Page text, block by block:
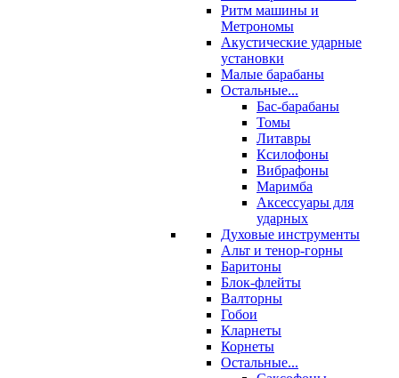
Ритм машины и
Метрономы
Акустические ударные
установки
Малые барабаны
Остальные...
Бас-барабаны
Томы
Литавры
Ксилофоны
Вибрафоны
Маримба
Аксессуары для
ударных
Духовые инструменты
Альт и тенор-горны
Баритоны
Блок-флейты
Валторны
Гобои
Кларнеты
Корнеты
Остальные...